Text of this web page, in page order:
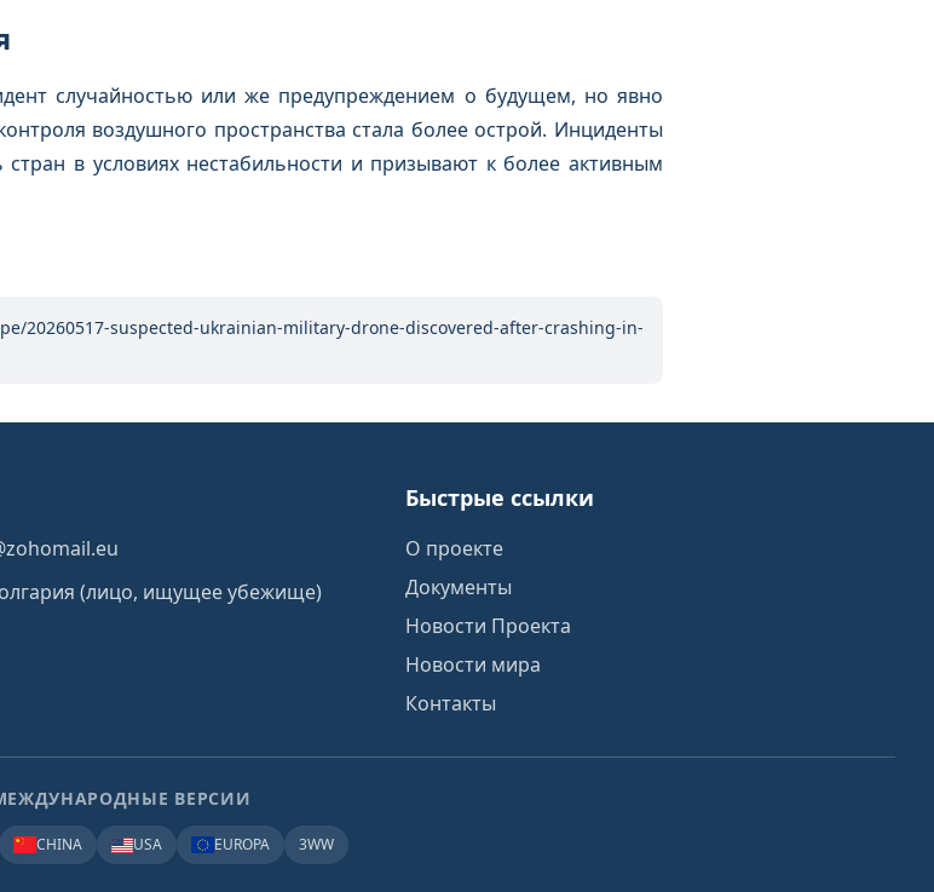
случайностью или же предупреждением о будущем, но явно
воздушного пространства стала более острой. Инциденты
в условиях нестабильности и призывают к более активным
20260517-suspected-ukrainian-military-drone-discovered-after-crashing-in-
(лицо, ищущее убежище)
Быстрые ссылки
О проекте
Документы
Новости Проекта
Новости мира
Контакты
ВЕРСИИ
CHINA USA EUROPA 3WW